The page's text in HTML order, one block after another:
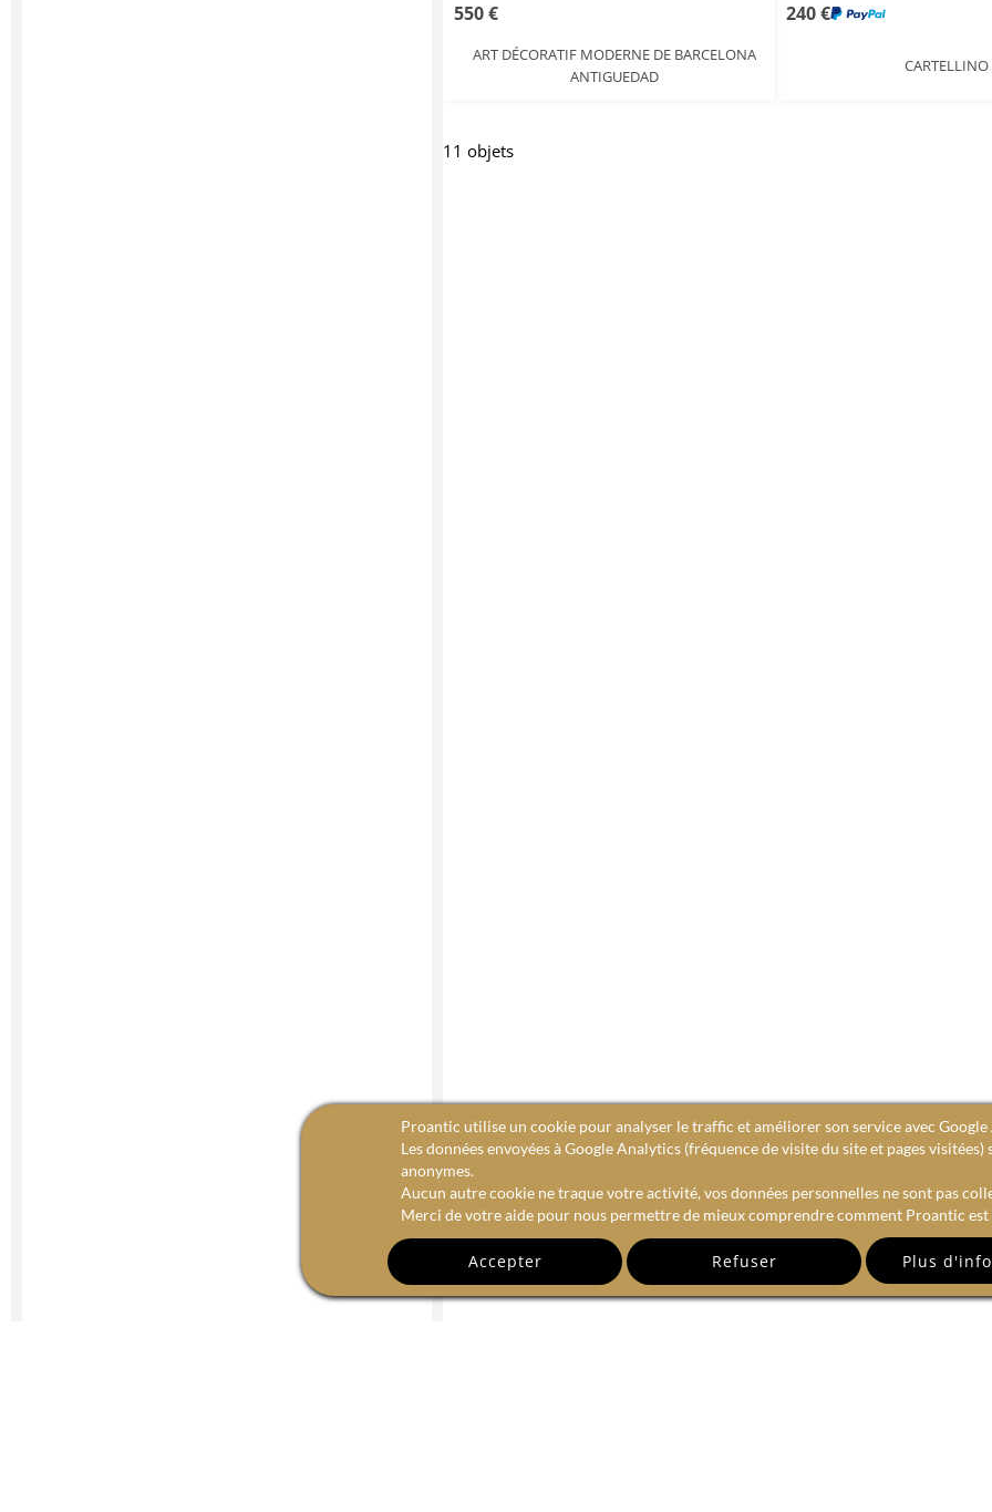
550 €
ART DÉCORATIF MODERNE DE BARCELONA
ANTIGUEDAD
240 €
CARTELLINO
11 objets
Proantic utilise un cookie pour analyser le traffic et améliorer son service avec
Les données envoyées à Google Analytics (fréquence de visite du site et pages visitées)
anonymes.
Aucun autre cookie ne traque votre activité, vos données personnelles ne sont pas
Merci de votre aide pour nous permettre de mieux comprendre comment Proantic
Accepter Refuser